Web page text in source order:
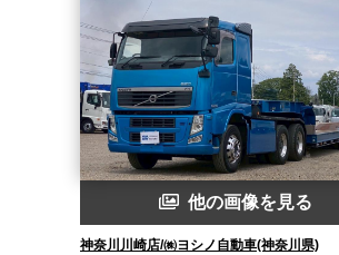
他の画像を見る
神奈川川崎店/㈱ヨシノ自動車(神奈川県)